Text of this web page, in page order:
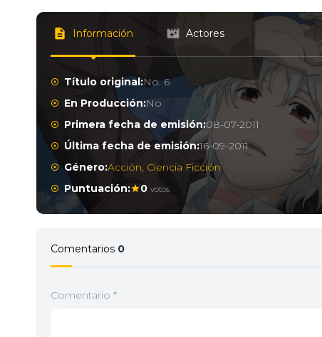
Información Actores
Título original:No. 6
En Producción:No
Primera fecha de emisión:08-07-2011
Última fecha de emisión:16-09-2011
Género:Acción, Ciencia Ficción
Puntuación:
0 votos
Comentarios 0
Comentario *